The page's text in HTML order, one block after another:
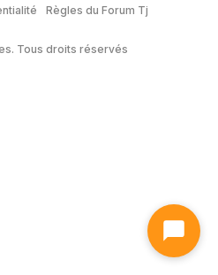
Règles du Forum Tj
Tous droits réservés